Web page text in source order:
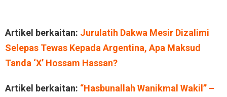
Artikel berkaitan: Jurulatih Dakwa Mesir Dizalimi
Selepas Tewas Kepada Argentina, Apa Maksud
Tanda ‘X’ Hossam Hassan?
Artikel berkaitan: “Hasbunallah Wanikmal Wakil” –